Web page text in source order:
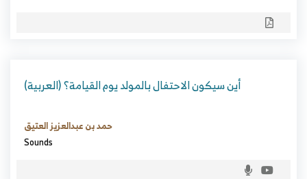
(العربية) أين سيكون الاحتفال بالمولد يوم القيامة؟
حمد بن عبدالعزيز العتيق
Sounds